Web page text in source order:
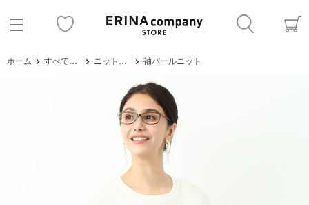
ホーム すべてのアイテム ニット・セーター 袖パールニット